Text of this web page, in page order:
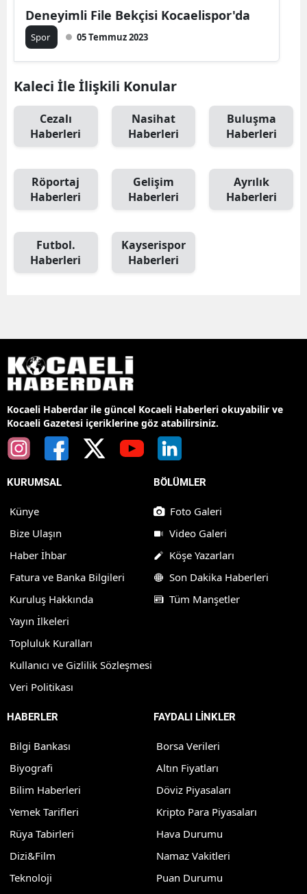
Deneyimli File Bekçisi Kocaelispor'da
Spor 05 Temmuz 2023
Kaleci İle İlişkili Konular
Cezalı
Haberleri
Nasihat
Haberleri
Buluşma
Haberleri
Röportaj
Haberleri
Gelişim
Haberleri
Ayrılık
Haberleri
Futbol.
Haberleri
Kayserispor
Haberleri
Kocaeli Haberdar ile güncel Kocaeli Haberleri okuyabilir ve
Kocaeli Gazetesi içeriklerine göz atabilirsiniz.
KURUMSAL
Künye
Bize Ulaşın
Haber İhbar
Fatura ve Banka Bilgileri
Kuruluş Hakkında
Yayın İlkeleri
Topluluk Kuralları
Kullanıcı ve Gizlilik Sözleşmesi
Veri Politikası
BÖLÜMLER
Foto Galeri
Video Galeri
Köşe Yazarları
Son Dakika Haberleri
Tüm Manşetler
HABERLER
Bilgi Bankası
Biyografi
Bilim Haberleri
Yemek Tarifleri
Rüya Tabirleri
Dizi&Film
Teknoloji
FAYDALI LİNKLER
Borsa Verileri
Altın Fiyatları
Döviz Piyasaları
Kripto Para Piyasaları
Hava Durumu
Namaz Vakitleri
Puan Durumu